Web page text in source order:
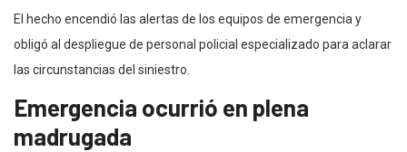
El hecho encendió las alertas de los equipos de emergencia y
obligó al despliegue de personal policial especializado para aclarar
las circunstancias del siniestro.
Emergencia ocurrió en plena
madrugada